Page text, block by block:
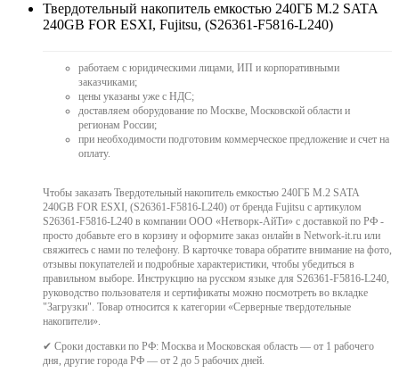
Твердотельный накопитель емкостью 240ГБ M.2 SATA
240GB FOR ESXI, Fujitsu, (S26361-F5816-L240)
работаем с юридическими лицами, ИП и корпоративными
заказчиками;
цены указаны уже с НДС;
доставляем оборудование по Москве, Московской области и
регионам России;
при необходимости подготовим коммерческое предложение и счет на
оплату.
Чтобы заказать Твердотельный накопитель емкостью 240ГБ M.2 SATA
240GB FOR ESXI, (S26361-F5816-L240) от бренда Fujitsu с артикулом
S26361-F5816-L240 в компании ООО «Нетворк-АйТи» с доставкой по РФ -
просто добавьте его в корзину и оформите заказ онлайн в Network-it.ru или
свяжитесь с нами по телефону. В карточке товара обратите внимание на фото,
отзывы покупателей и подробные характеристики, чтобы убедиться в
правильном выборе. Инструкцию на русском языке для S26361-F5816-L240,
руководство пользователя и сертификаты можно посмотреть во вкладке
"Загрузки". Товар относится к категории «Серверные твердотельные
накопители».
✔ Сроки доставки по РФ: Москва и Московская область — от 1 рабочего
дня, другие города РФ — от 2 до 5 рабочих дней.